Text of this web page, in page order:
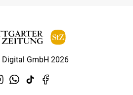
GmbH 2026